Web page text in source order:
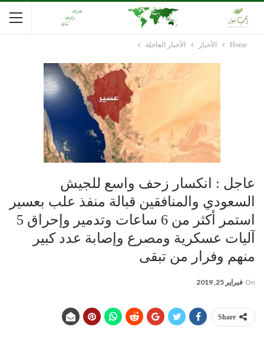
Home الأخبار الأخبار العاجلة
عاجل : انكسار زحف واسع للجيش
السعودي والمنافقين قبالة منفذ علب بعسير
استمر أكثر من 6 ساعات وتدمير وإحراق 5
آليات عسكرية ومصرع وإصابة عدد كبير
منهم وفرار من تبقى
On فبراير 25, 2019
Share